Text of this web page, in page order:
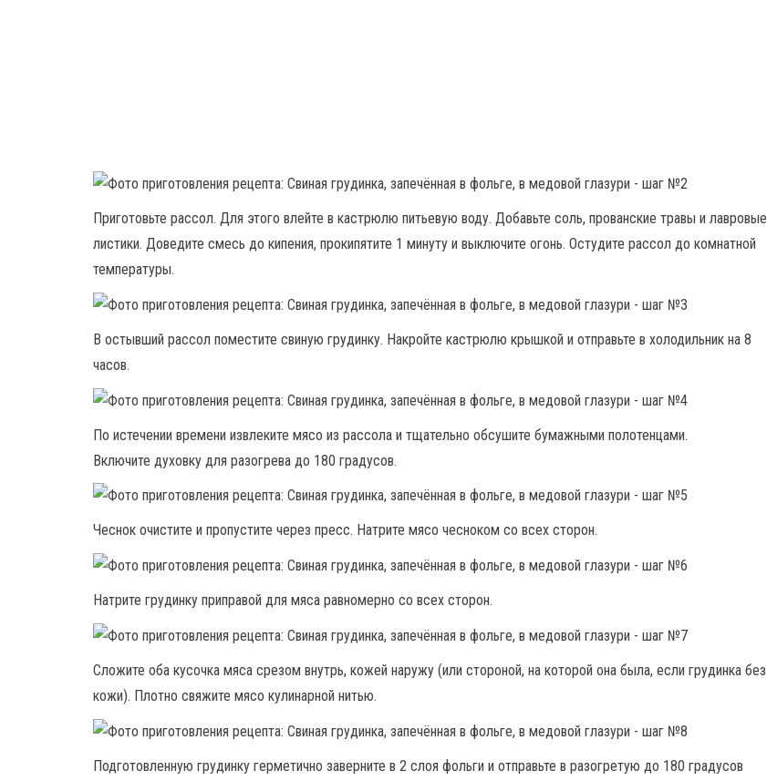
Приготовьте рассол. Для этого влейте в кастрюлю питьевую воду. Добавьте соль, прованские травы и лавровые
листики. Доведите смесь до кипения, прокипятите 1 минуту и выключите огонь. Остудите рассол до комнатной
температуры.
В остывший рассол поместите свиную грудинку. Накройте кастрюлю крышкой и отправьте в холодильник на 8
часов.
По истечении времени извлеките мясо из рассола и тщательно обсушите бумажными полотенцами.
Включите духовку для разогрева до 180 градусов.
Чеснок очистите и пропустите через пресс. Натрите мясо чесноком со всех сторон.
Натрите грудинку приправой для мяса равномерно со всех сторон.
Сложите оба кусочка мяса срезом внутрь, кожей наружу (или стороной, на которой она была, если грудинка без
кожи). Плотно свяжите мясо кулинарной нитью.
Подготовленную грудинку герметично заверните в 2 слоя фольги и отправьте в разогретую до 180 градусов